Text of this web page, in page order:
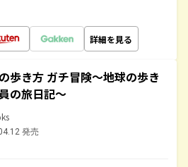
詳細を見る
歩き方 ガチ冒険～地球の歩き
の旅日記～
発売